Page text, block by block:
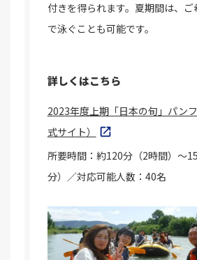
付きを得られます。夏期間は、ご
で泳ぐことも可能です。
詳しくはこちら
2023年度上期「日本の旬」パン
式サイト）
所要時間：約120分（2時間）～
分）／対応可能人数：40名